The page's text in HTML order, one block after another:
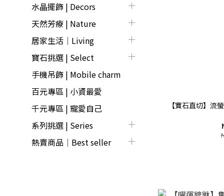
水晶擺飾 | Decors
天然芳療 | Nature
居家生活｜Living
寶石挑選 | Select
手機吊飾 | Mobile charm
百元專區 | 小資最愛
千元專區 | 寵愛自己
系列挑選 | Series
熱賣商品│Best seller
【寶石直切】流